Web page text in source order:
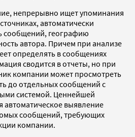
непрерывно ищет упоминания
автоматически
сообщений, географию
автора. Причем при анализе
определять в сообщениях
сводится в отчеты, но при
компании может просмотреть
до отдельных сообщений с
системой. Ценнейшей
автоматическое выявление
сообщений, требующих
компании.